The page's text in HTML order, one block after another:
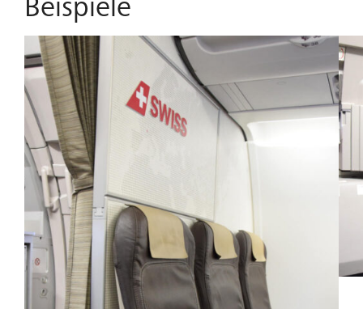
Herstellung sorgt für ein weiteres zuverlässiges
Erfolgsprodukt von Bucher.
Taschen für Zeitschriften sind unsere Partition Walls für
maximale Effizienz ohne Kompromisse bei Stil oder
Haltbarkeit konzipiert.
Zusätzlich sind unsere Partition Walls mit einem
Sichtfenster, einer Tragendurchreiche, CAS-Integration
und Schnittstellen für Notfallausrüstung ausgestattet und
bilden daher zentrale Elemente für jede Flugzeugkabine.
Mit Haltern für Baby Bassinets und IFE-Integration bieten
unsere Partition Walls eine Komplettlösung für alle
Anforderungen Ihres Flugbetriebs.
Egal ob für Sie die praktische Handhabung oder die
ansprechende Optik im Vordergrund steht, die Partition
Walls von Bucher erfüllen auch Ihre Ansprüche. Unsere
Trennwände sind nach höchsten Standards konzipiert
Beispiele